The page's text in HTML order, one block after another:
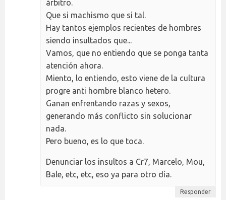
árbitro.
Que si machismo que si tal.
Hay tantos ejemplos recientes de hombres
siendo insultados que...
Vamos, que no entiendo que se ponga tanta
atención ahora.
Miento, lo entiendo, esto viene de la cultura
progre anti hombre blanco hetero.
Ganan enfrentando razas y sexos,
generando más conflicto sin solucionar
nada.
Pero bueno, es lo que toca.
Denunciar los insultos a Cr7, Marcelo, Mou,
Bale, etc, etc, eso ya para otro día.
Responder